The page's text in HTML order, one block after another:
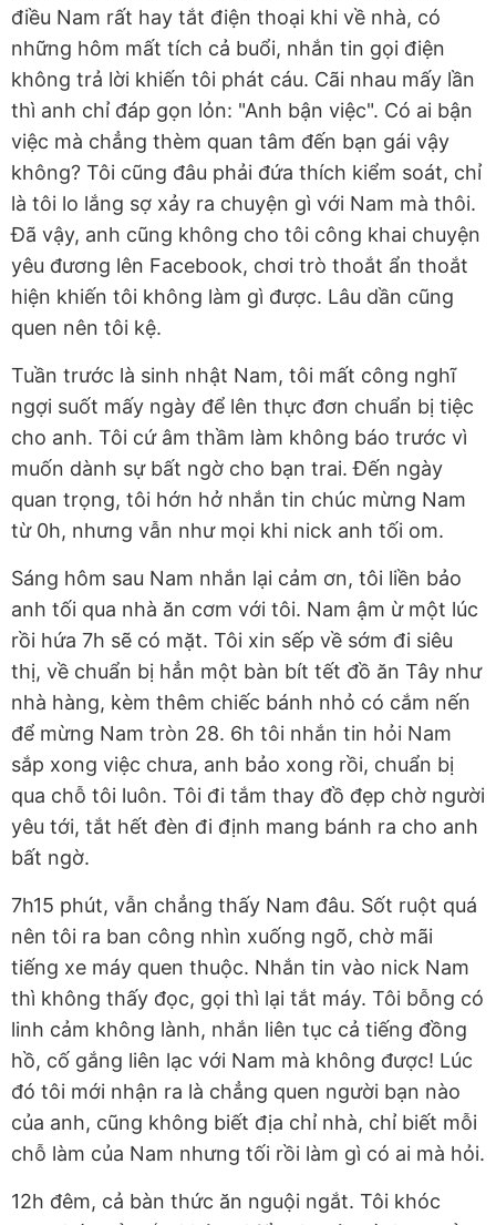
điều Nam rất hay tắt điện thoại khi về nhà, có
những hôm mất tích cả buổi, nhắn tin gọi điện
không trả lời khiến tôi phát cáu. Cãi nhau mấy lần
thì anh chỉ đáp gọn lỏn: "Anh bận việc". Có ai bận
việc mà chẳng thèm quan tâm đến bạn gái vậy
không? Tôi cũng đâu phải đứa thích kiểm soát, chỉ
là tôi lo lắng sợ xảy ra chuyện gì với Nam mà thôi.
Đã vậy, anh cũng không cho tôi công khai chuyện
yêu đương lên Facebook, chơi trò thoắt ẩn thoắt
hiện khiến tôi không làm gì được. Lâu dần cũng
quen nên tôi kệ.
Tuần trước là sinh nhật Nam, tôi mất công nghĩ
ngợi suốt mấy ngày để lên thực đơn chuẩn bị tiệc
cho anh. Tôi cứ âm thầm làm không báo trước vì
muốn dành sự bất ngờ cho bạn trai. Đến ngày
quan trọng, tôi hớn hở nhắn tin chúc mừng Nam
từ 0h, nhưng vẫn như mọi khi nick anh tối om.
Sáng hôm sau Nam nhắn lại cảm ơn, tôi liền bảo
anh tối qua nhà ăn cơm với tôi. Nam ậm ừ một lúc
rồi hứa 7h sẽ có mặt. Tôi xin sếp về sớm đi siêu
thị, về chuẩn bị hẳn một bàn bít tết đồ ăn Tây như
nhà hàng, kèm thêm chiếc bánh nhỏ có cắm nến
để mừng Nam tròn 28. 6h tôi nhắn tin hỏi Nam
sắp xong việc chưa, anh bảo xong rồi, chuẩn bị
qua chỗ tôi luôn. Tôi đi tắm thay đồ đẹp chờ người
yêu tới, tắt hết đèn đi định mang bánh ra cho anh
bất ngờ.
7h15 phút, vẫn chẳng thấy Nam đâu. Sốt ruột quá
nên tôi ra ban công nhìn xuống ngõ, chờ mãi
tiếng xe máy quen thuộc. Nhắn tin vào nick Nam
thì không thấy đọc, gọi thì lại tắt máy. Tôi bỗng có
linh cảm không lành, nhắn liên tục cả tiếng đồng
hồ, cố gắng liên lạc với Nam mà không được! Lúc
đó tôi mới nhận ra là chẳng quen người bạn nào
của anh, cũng không biết địa chỉ nhà, chỉ biết mỗi
chỗ làm của Nam nhưng tối rồi làm gì có ai mà hỏi.
12h đêm, cả bàn thức ăn nguội ngắt. Tôi khóc